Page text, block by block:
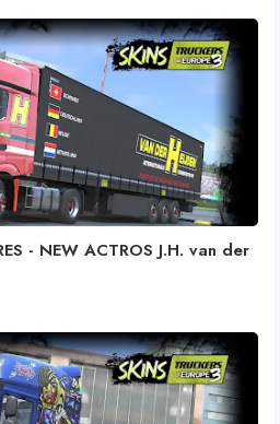
- NEW ACTROS J.H. van der